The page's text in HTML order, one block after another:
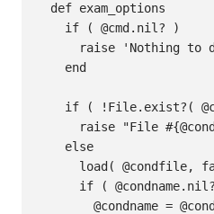
  def exam_options
    if ( @cmd.nil? )
raise 'Nothing to
    end
if ( !File.exist?(
raise "File
    else
load( @condfile,
if (
@condname =